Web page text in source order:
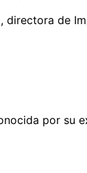
directora de
por